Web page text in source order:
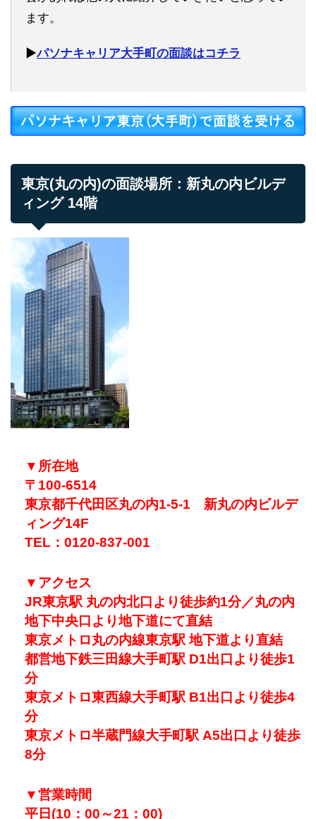
ます。
▶︎パソナキャリア大手町の面談はコチラ
東京(丸の内)の面談場所：新丸の内ビルデ
ィング 14階
▼所在地
〒100-6514
東京都千代田区丸の内1-5-1 新丸の内ビルデ
ィング14F
TEL：0120-837-001
▼アクセス
JR東京駅 丸の内北口より徒歩約1分／丸の内
地下中央口より地下道にて直結
東京メトロ丸の内線東京駅 地下道より直結
都営地下鉄三田線大手町駅 D1出口より徒歩1
分
東京メトロ東西線大手町駅 B1出口より徒歩4
分
東京メトロ半蔵門線大手町駅 A5出口より徒歩
8分
▼営業時間
平日(10：00～21：00)